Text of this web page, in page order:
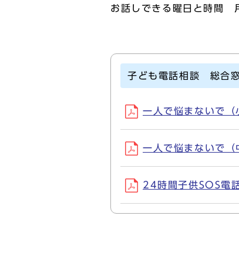
お話しできる曜日と時
子ども電話相談 総合
一人で悩まないで
一人で悩まないで
24時間子供SOS電